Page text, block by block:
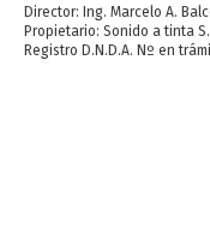
Director: Ing. Marcelo A.
Propietario: Sonido a tinta
Registro D.N.D.A. Nº en